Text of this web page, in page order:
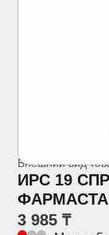
Внешний вид
ИРС 19
3 985 ₸